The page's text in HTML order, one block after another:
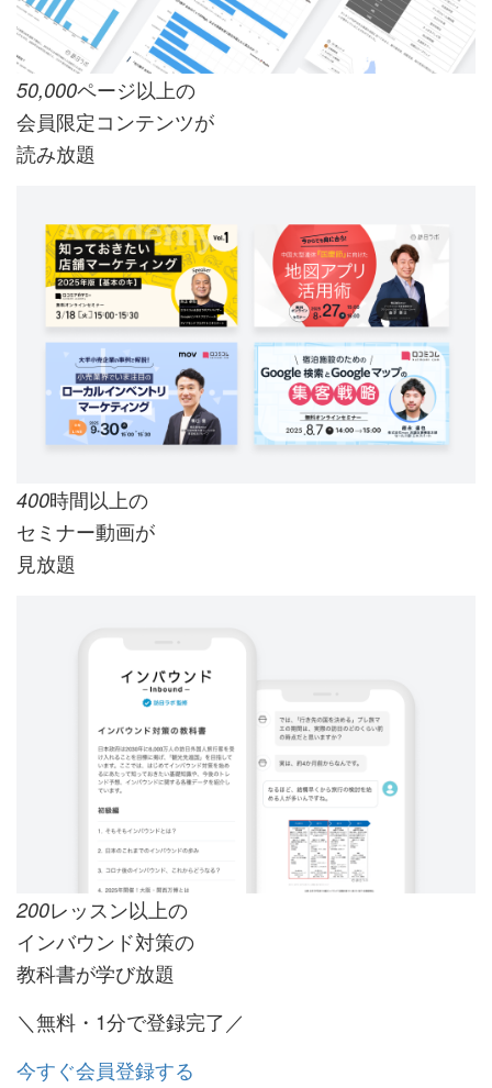
50,000ページ以上の
会員限定コンテンツが
読み放題
400時間以上の
セミナー動画が
見放題
200レッスン以上の
インバウンド対策の
教科書が学び放題
＼無料・1分で登録完了／
今すぐ会員登録する